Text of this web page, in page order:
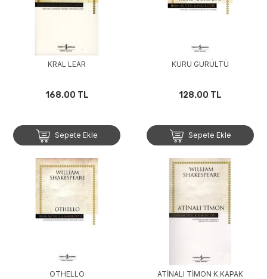
KRAL LEAR
168.00 TL
Sepete Ekle
KURU GÜRÜLTÜ
128.00 TL
Sepete Ekle
OTHELLO ATİNALI TİMON K.KAPAK